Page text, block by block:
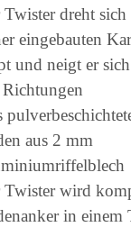
Twister dreht
eingebauten
und neigt er
aus 2 mm
Twister wird
in einem